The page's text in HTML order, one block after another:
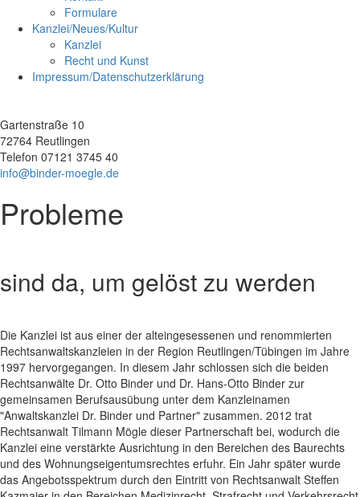
Formulare
Kanzlei/Neues/Kultur
Kanzlei
Recht und Kunst
Impressum/Datenschutzerklärung
Gartenstraße 10
72764 Reutlingen
Telefon 07121 3745 40
info@binder-moegle.de
Probleme
sind da, um gelöst zu werden
Die Kanzlei ist aus einer der alteingesessenen und renommierten
Rechtsanwaltskanzleien in der Region Reutlingen/Tübingen im Jahre
1997 hervorgegangen. In diesem Jahr schlossen sich die beiden
Rechtsanwälte Dr. Otto Binder und Dr. Hans-Otto Binder zur
gemeinsamen Berufsausübung unter dem Kanzleinamen
"Anwaltskanzlei Dr. Binder und Partner" zusammen. 2012 trat
Rechtsanwalt Tilmann Mögle dieser Partnerschaft bei, wodurch die
Kanzlei eine verstärkte Ausrichtung in den Bereichen des Baurechts
und des Wohnungseigentumsrechtes erfuhr. Ein Jahr später wurde
das Angebotsspektrum durch den Eintritt von Rechtsanwalt Steffen